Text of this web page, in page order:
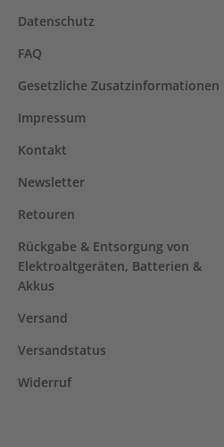
Datenschutz
FAQ
Gesetzliche Zusatzinformationen
Impressum
Kontakt
Newsletter
Retouren
Rückgabe & Entsorgung von
Elektroaltgeräten, Batterien &
Akkus
Versand
Versandstatus
Widerruf